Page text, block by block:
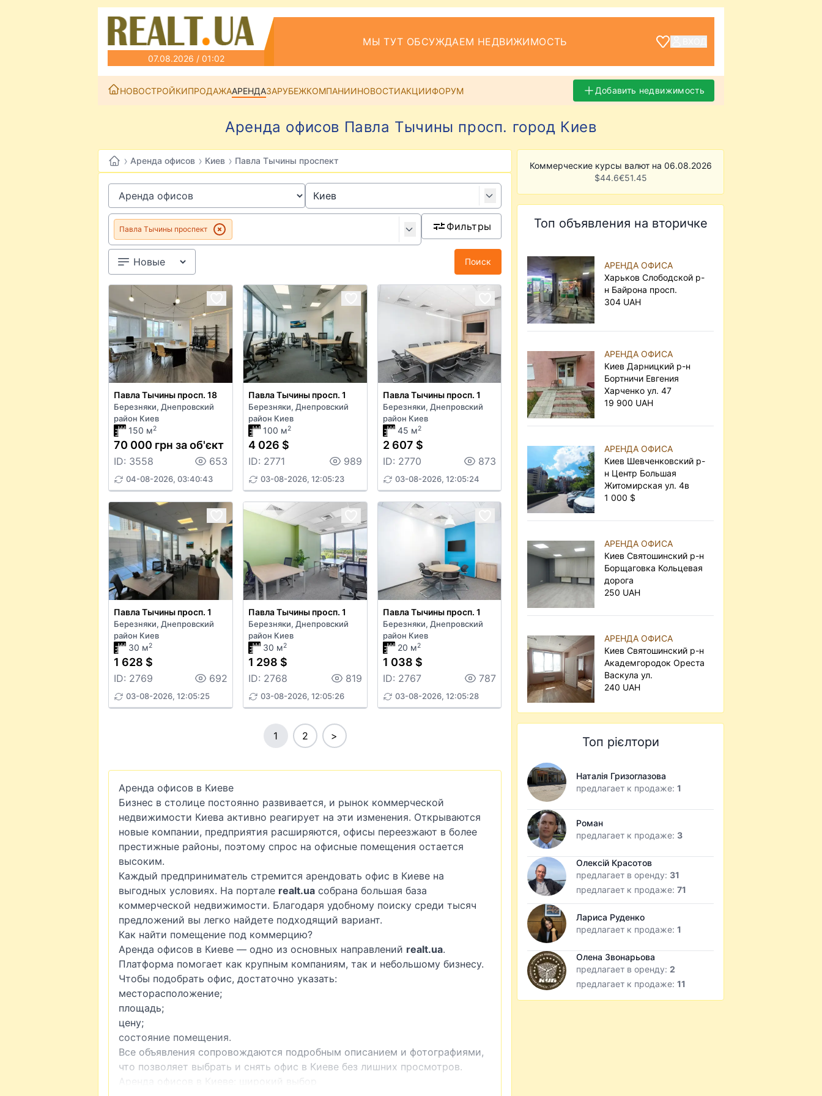
07.08.2026 / 01:02
МЫ ТУТ ОБСУЖДАЕМ НЕДВИЖИМОСТЬ
НОВОСТРОЙКИПРОДАЖААРЕНДАЗАРУБЕЖКОМПАНИИНОВОСТИАКЦИИФОРУМ Добавить недвижимость
Аренда офисов Павла Тычины просп. город Киев
› Аренда офисов › Киев › Павла Тычины проспект
Павла Тычины проспект Фильтры
Поиск
Павла Тычины просп. 18
Березняки, Днепровский
район Киев
150 м2
70 000 грн за об'єкт
ID: 3558 653
04-08-2026, 03:40:43
Павла Тычины просп. 1
Березняки, Днепровский
район Киев
100 м2
4 026 $
ID: 2771 989
03-08-2026, 12:05:23
Павла Тычины просп. 1
Березняки, Днепровский
район Киев
45 м2
2 607 $
ID: 2770 873
03-08-2026, 12:05:24
Павла Тычины просп. 1
Березняки, Днепровский
район Киев
30 м2
1 628 $
ID: 2769 692
03-08-2026, 12:05:25
Павла Тычины просп. 1
Березняки, Днепровский
район Киев
30 м2
1 298 $
ID: 2768 819
03-08-2026, 12:05:26
Павла Тычины просп. 1
Березняки, Днепровский
район Киев
20 м2
1 038 $
ID: 2767 787
03-08-2026, 12:05:28
1 2 >
Аренда офисов в Киеве
Бизнес в столице постоянно развивается, и рынок коммерческой
недвижимости Киева активно реагирует на эти изменения. Открываются
новые компании, предприятия расширяются, офисы переезжают в более
престижные районы, поэтому спрос на офисные помещения остается
высоким.
Каждый предприниматель стремится арендовать офис в Киеве на
выгодных условиях. На портале realt.ua собрана большая база
коммерческой недвижимости. Благодаря удобному поиску среди тысяч
предложений вы легко найдете подходящий вариант.
Как найти помещение под коммерцию?
Аренда офисов в Киеве — одно из основных направлений realt.ua.
Платформа помогает как крупным компаниям, так и небольшому бизнесу.
Чтобы подобрать офис, достаточно указать:
месторасположение;
площадь;
цену;
состояние помещения.
Все объявления сопровождаются подробным описанием и фотографиями,
что позволяет выбрать и снять офис в Киеве без лишних просмотров.
Аренда офисов в Киеве: широкий выбор
Коммерческие курсы валют на 06.08.2026
$44.6€51.45
Топ объявления на вторичке
АРЕНДА ОФИСА
Харьков Слободской р-
н Байрона просп.
304 UAH
АРЕНДА ОФИСА
Киев Дарницкий р-н
Бортничи Евгения
Харченко ул. 47
19 900 UAH
АРЕНДА ОФИСА
Киев Шевченковский р-
н Центр Большая
Житомирская ул. 4в
1 000 $
АРЕНДА ОФИСА
Киев Святошинский р-н
Борщаговка Кольцевая
дорога
250 UAH
АРЕНДА ОФИСА
Киев Святошинский р-н
Академгородок Ореста
Васкула ул.
240 UAH
Топ рієлтори
Наталія Гризоглазова
предлагает к продаже:1
Роман
предлагает к продаже: 3
Олексій Красотов
предлагает в оренду: 31
предлагает к продаже:71
Лариса Руденко
предлагает к продаже:1
Олена Звонарьова
предлагает в оренду:2
предлагает к продаже:11